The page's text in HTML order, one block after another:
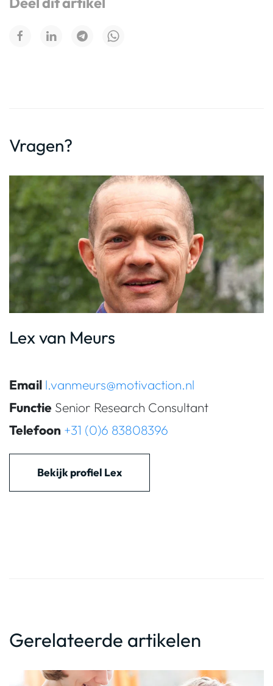
Vragen?
Lex van Meurs
Email l.vanmeurs@motivaction.nl
Functie Senior Research Consultant
Telefoon +31 (0)6 83808396
Bekijk profiel Lex
Gerelateerde artikelen